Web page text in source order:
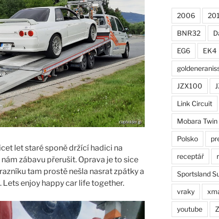
let staré sponě držící hadici na
zábavu přerušit. Oprava je to sice
tam prostě nešla nasrat zpátky a
enjoy happy car life together.
2006
BNR32
EG6 EK4
JZX100
Link Circuit
Mobara Twin
Polsko
receptář
Sportsland
vraky
youtube Z